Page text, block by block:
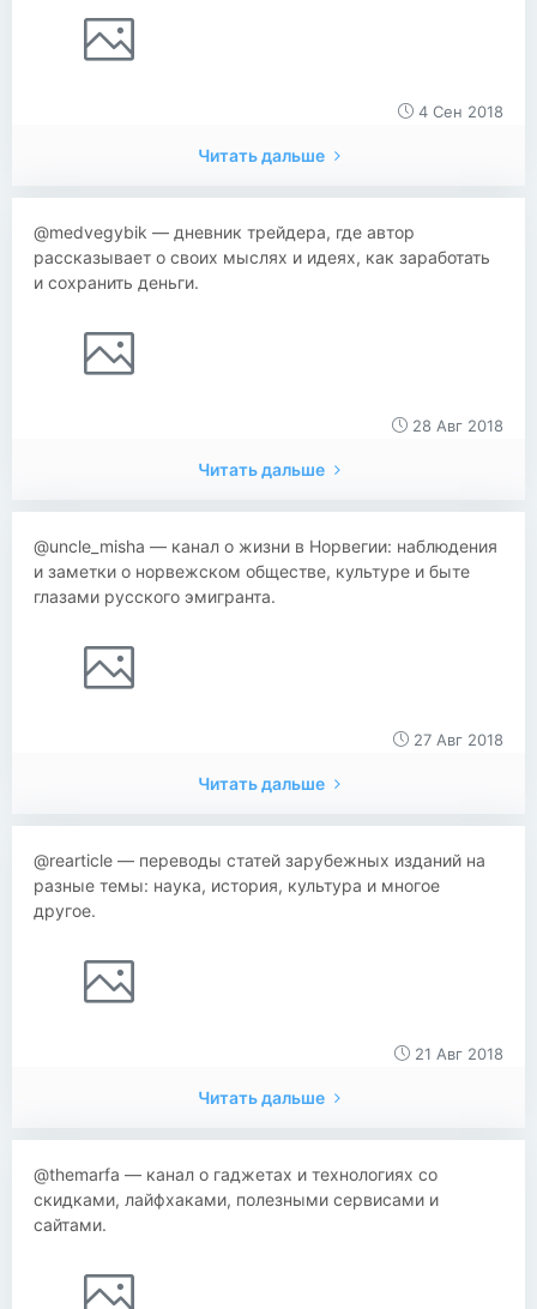
4 Сен 2018
Читать дальше
@medvegybik — дневник трейдера, где автор
рассказывает о своих мыслях и идеях, как заработать
и сохранить деньги.
28 Авг 2018
Читать дальше
@uncle_misha — канал о жизни в Норвегии: наблюдения
и заметки о норвежском обществе, культуре и быте
глазами русского эмигранта.
27 Авг 2018
Читать дальше
@rearticle — переводы статей зарубежных изданий на
разные темы: наука, история, культура и многое
другое.
21 Авг 2018
Читать дальше
@themarfa — канал о гаджетах и технологиях со
скидками, лайфхаками, полезными сервисами и
сайтами.